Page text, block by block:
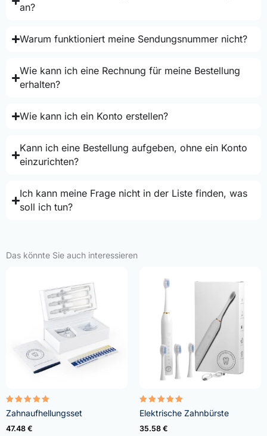
an?
Warum funktioniert meine Sendungsnummer nicht?
Wie kann ich eine Rechnung für meine Bestellung
erhalten?
Wie kann ich ein Konto erstellen?
Kann ich eine Bestellung aufgeben, ohne ein Konto
einzurichten?
Ich kann meine Frage nicht in der Liste finden, was
soll ich tun?
Das könnte Sie auch interessieren
Bewertet
mit
4.95
von 5
Zahnaufhellungsset
47.48 €
Bewertet
mit
5.00
von 5
Elektrische Zahnbürste
35.58 €